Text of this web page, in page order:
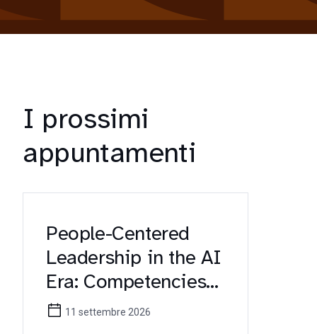
I prossimi
appuntamenti
People-Centered
Leadership in the AI
Era: Competencies
for Future
11 settembre 2026